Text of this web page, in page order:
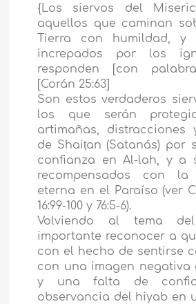
{Los siervos del
aquellos que caminan
Tierra con humildad, y
increpados por los
responden [con
[Corán 25:63]
Son estos verdaderos
los que serán
artimañas, distracciones
de Shaiṭan (Satanás) por
confianza en Al-lah, y a
recompensados con la
eterna en el Paraíso (ver
16:99-100 y 76:5-6).
Volviendo al tema
importante reconocer a
con el hecho de sentirse
con una imagen negativa
y una falta de
observancia del hiyab en